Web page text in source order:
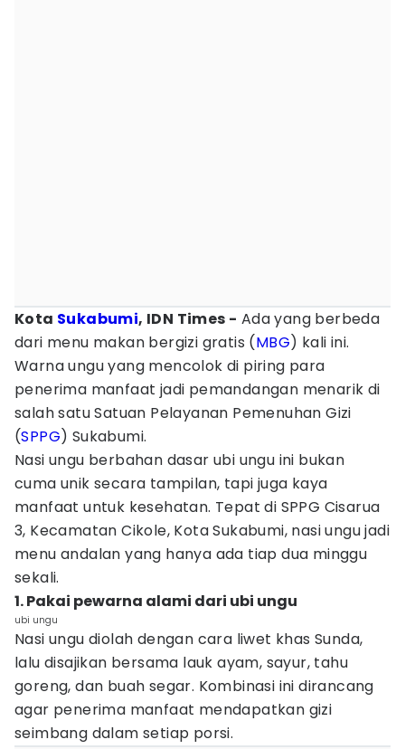
Kota Sukabumi, IDN Times - Ada yang berbeda
dari menu makan bergizi gratis (MBG) kali ini.
Warna ungu yang mencolok di piring para
penerima manfaat jadi pemandangan menarik di
salah satu Satuan Pelayanan Pemenuhan Gizi
(SPPG) Sukabumi.
Nasi ungu berbahan dasar ubi ungu ini bukan
cuma unik secara tampilan, tapi juga kaya
manfaat untuk kesehatan. Tepat di SPPG Cisarua
3, Kecamatan Cikole, Kota Sukabumi, nasi ungu jadi
menu andalan yang hanya ada tiap dua minggu
sekali.
1. Pakai pewarna alami dari ubi ungu
ubi ungu
Nasi ungu diolah dengan cara liwet khas Sunda,
lalu disajikan bersama lauk ayam, sayur, tahu
goreng, dan buah segar. Kombinasi ini dirancang
agar penerima manfaat mendapatkan gizi
seimbang dalam setiap porsi.